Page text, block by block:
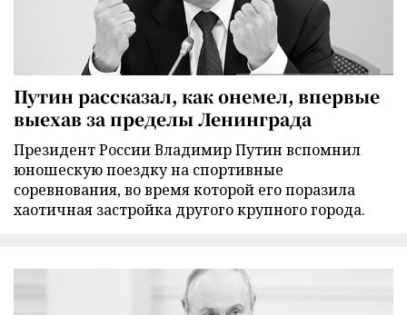
Путин рассказал, как онемел, впервые
выехав за пределы Ленинграда
Президент России Владимир Путин вспомнил
юношескую поездку на спортивные
соревнования, во время которой его поразила
хаотичная застройка другого крупного города.